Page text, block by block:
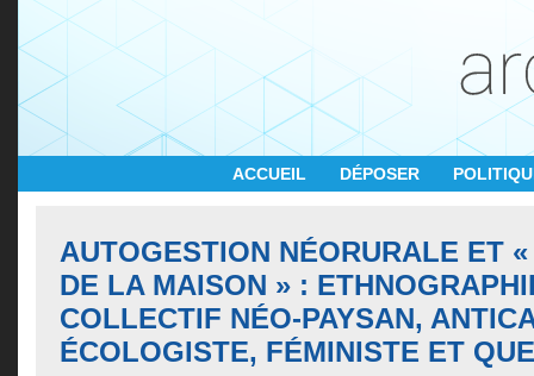
ACCUEIL DÉPOSER
AUTOGESTION NÉORURALE ET
DE LA MAISON » :
COLLECTIF NÉO-PAYSAN,
ÉCOLOGISTE, FÉMINISTE ET